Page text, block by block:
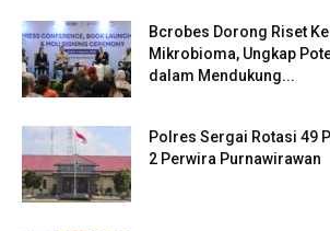
Bcrobes Dorong Riset
Mikrobioma, Ungkap
dalam Mendukung...
Polres Sergai Rotasi 49
2 Perwira Purnawirawan